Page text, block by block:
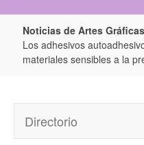
Noticias de Artes
Los adhesivos
materiales sensibles a la
Directorio